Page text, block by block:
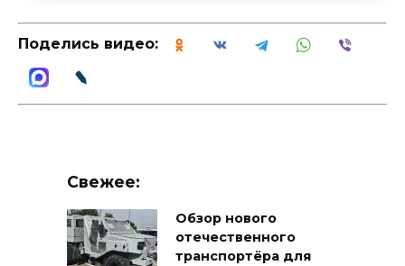
Поделись видео:
Свежее:
Обзор нового
отечественного
транспортёра для